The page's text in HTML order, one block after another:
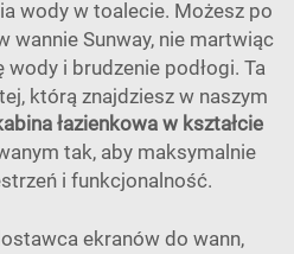
wody w toalecie. Możesz po
wannie Sunway, nie martwiąc
i brudzenie podłogi. Ta
którą znajdziesz w naszym
łazienkowa w kształcie
tak, aby maksymalnie
i funkcjonalność.
ekranów do wann,